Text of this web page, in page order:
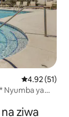
Ukadiriaji wa
4.92 (51)
Nyumba ya
ziwa